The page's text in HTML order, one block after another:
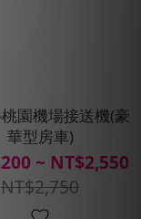
園機場接送機(豪
華型房車)
~ NT$2,550
NT$2,750